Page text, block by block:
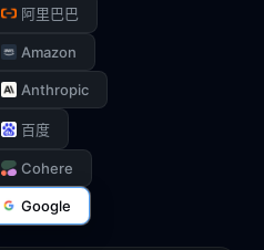
阿里巴巴
Amazon
Anthropic
百度
Cohere
Google